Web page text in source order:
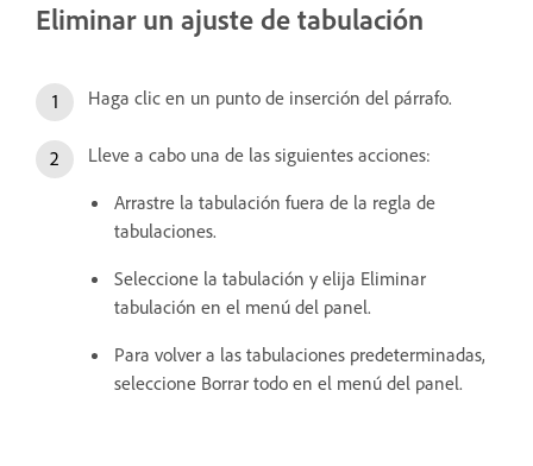
Eliminar un ajuste de tabulación
Haga clic en un punto de inserción del párrafo.
Lleve a cabo una de las siguientes acciones:
Arrastre la tabulación fuera de la regla de
tabulaciones.
Seleccione la tabulación y elija Eliminar
tabulación en el menú del panel.
Para volver a las tabulaciones predeterminadas,
seleccione Borrar todo en el menú del panel.